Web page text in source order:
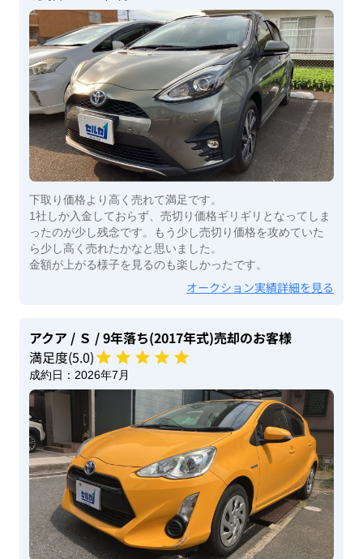
下取り価格より高く売れて満足です。
1社しか入金しておらず、売切り価格ギリギリとなってしま
ったのが少し残念です。もう少し売切り価格を攻めていた
ら少し高く売れたかなと思いました。
金額が上がる様子を見るのも楽しかったです。
オークション実績詳細を見る
アクア / Ｓ / 9年落ち(2017年式)売却のお客様
満足度(5.0)
成約日： 2026年7月